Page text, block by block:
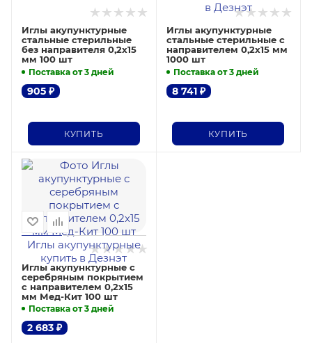
Иглы акупунктурные
стальные стерильные
без направителя 0,2х15
мм 100 шт
Поставка от 3 дней
905 ₽
КУПИТЬ
Иглы акупунктурные
стальные стерильные с
направителем 0,2х15 мм
1000 шт
Поставка от 3 дней
8 741₽
КУПИТЬ
Иглы акупунктурные с
серебряным покрытием
с направителем 0,2х15
мм Мед-Кит 100 шт
Поставка от 3 дней
2 683 ₽